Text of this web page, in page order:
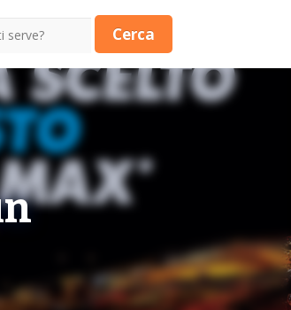
Cerca